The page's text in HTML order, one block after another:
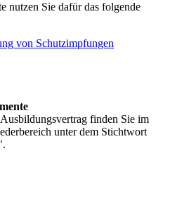
nutzen Sie dafür das folgende
von Schutzimpfungen
finden Sie im
unter dem Stichtwort